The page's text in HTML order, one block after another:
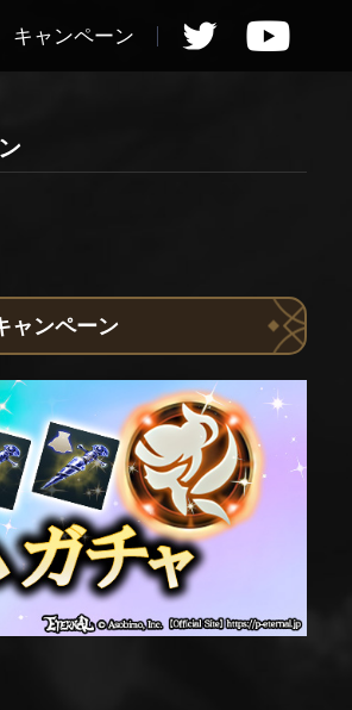
キャンペーン
ャンペーン